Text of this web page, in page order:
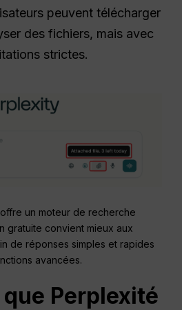
peuvent télécharger
des fichiers, mais avec
strictes.
offre un moteur de recherche
gratuite convient mieux aux
de réponses simples et rapides
avancées.
Perplexité